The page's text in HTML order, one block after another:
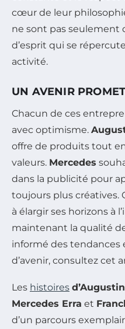
cœur de leur
ne sont pas seulement
d’esprit qui se
activité.
UN AVENIR
Chacun de ces
avec optimisme.
offre de produits tout
valeurs. Mercedes
dans la publicité pour
toujours plus créatives.
à élargir ses horizons à
maintenant la qualité
informé des tendances
d’avenir, consultez cet
Les histoires
Mercedes Erra et
d’un parcours